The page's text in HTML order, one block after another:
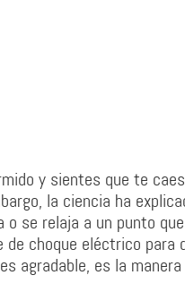
y sientes que te
la ciencia ha
o se relaja a un punto
de choque eléctrico
agradable, es la